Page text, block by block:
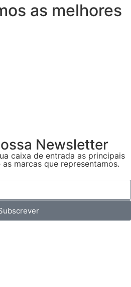
as melhores
Newsletter
caixa de entrada as principais
marcas que representamos.